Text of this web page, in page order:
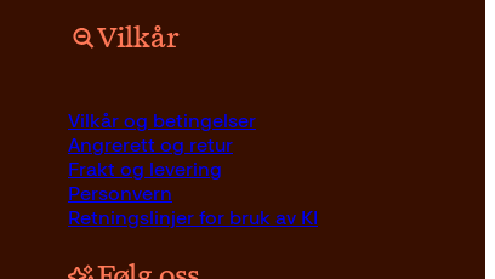
Vilkår
Vilkår og betingelser
Angrerett og retur
Frakt og levering
Personvern
Retningslinjer for bruk av KI